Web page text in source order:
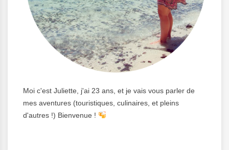
Moi c'est Juliette, j'ai 23 ans, et je vais vous parler de
mes aventures (touristiques, culinaires, et pleins
d'autres !) Bienvenue !